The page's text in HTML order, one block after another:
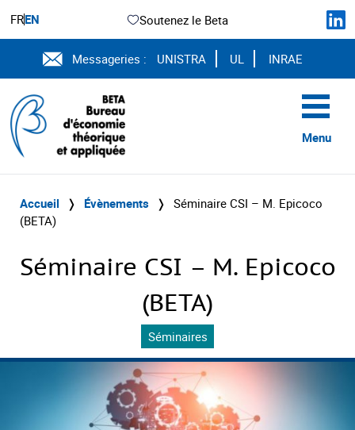
FREN Soutenez le Beta
Messageries : UNISTRA UL INRAE
Menu
Accueil ❭ Évènements ❭ Séminaire CSI – M. Epicoco
(BETA)
Séminaire CSI – M. Epicoco
(BETA)
Séminaires